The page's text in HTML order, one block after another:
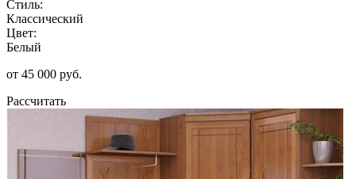
Стиль:
Классический
Цвет:
Белый
от 45 000 руб.
Рассчитать